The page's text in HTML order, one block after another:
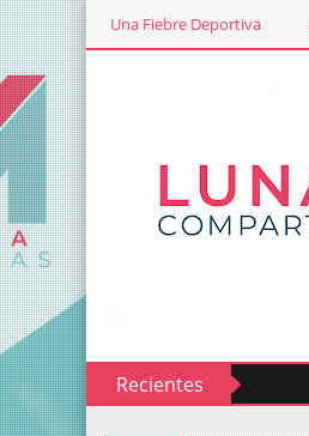
Una Fiebre Deportiva
Recientes